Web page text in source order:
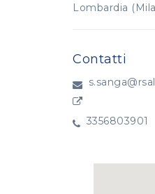
Lombardia
Contatti
3356803901